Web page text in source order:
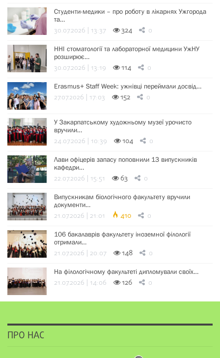
Студенти-медики – про роботу в лікарнях Ужгорода
та…
30.07.2026 | 13:37 324 0
ННІ стоматології та лабораторної медицини УжНУ
розширює…
30.07.2026 | 13:19 114 0
Erasmus+ Staff Week: ужнівці переймали досвід…
27.07.2026 | 17:03 152 0
У Закарпатському художньому музеї урочисто
вручили…
24.07.2026 | 10:39 104 0
Лави офіцерів запасу поповнили 13 випускників
кафедри…
22.07.2026 | 15:51 63 0
Випускникам біологічного факультету вручили
документи…
21.07.2026 | 21:01 410 0
106 бакалаврів факультету іноземної філології
отримали…
21.07.2026 | 20:07 148 0
На філологічному факультеті дипломували своїх…
21.07.2026 | 14:06 126 0
ПРО НАС